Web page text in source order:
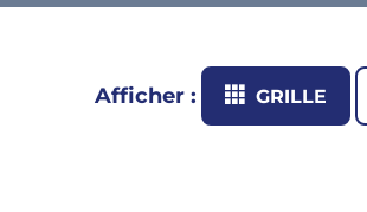
Afficher : GRILLE